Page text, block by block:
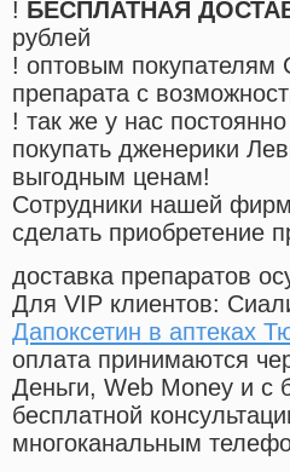
! БЕСПЛАТНАЯ
рублей
! оптовым
препарата с
! так же у нас
покупать дженерики
выгодным ценам!
Cотрудники нашей
сделать приобретение
доставка препаратов
Для VIP клиентов:
Дапоксетин в аптеках
оплата принимаются
Деньги, Web Money и с
бесплатной
многоканальным